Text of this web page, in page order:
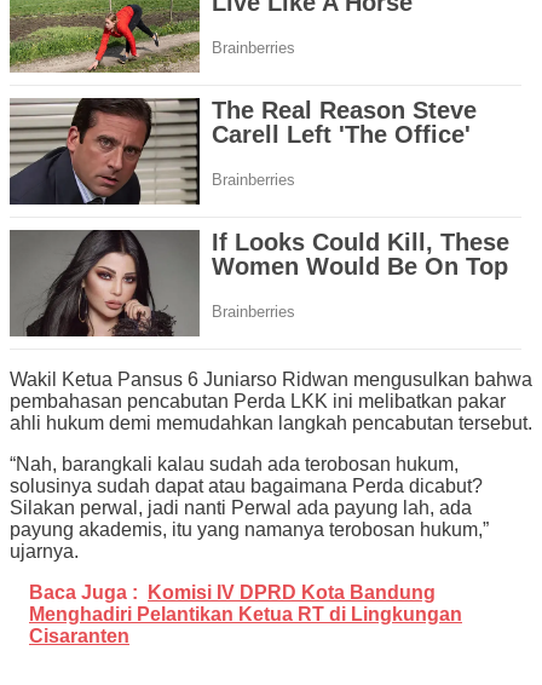
Wakil Ketua Pansus 6 Juniarso Ridwan mengusulkan bahwa
pembahasan pencabutan Perda LKK ini melibatkan pakar
ahli hukum demi memudahkan langkah pencabutan tersebut.
“Nah, barangkali kalau sudah ada terobosan hukum,
solusinya sudah dapat atau bagaimana Perda dicabut?
Silakan perwal, jadi nanti Perwal ada payung lah, ada
payung akademis, itu yang namanya terobosan hukum,”
ujarnya.
Baca Juga :
Komisi IV DPRD Kota Bandung
Menghadiri Pelantikan Ketua RT di Lingkungan
Cisaranten